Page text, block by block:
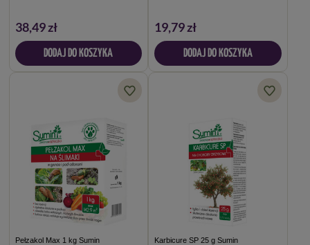
38,49 zł
DODAJ DO KOSZYKA
19,79 zł
DODAJ DO KOSZYKA
Pełzakol Max 1 kg Sumin Karbicure SP 25 g Sumin